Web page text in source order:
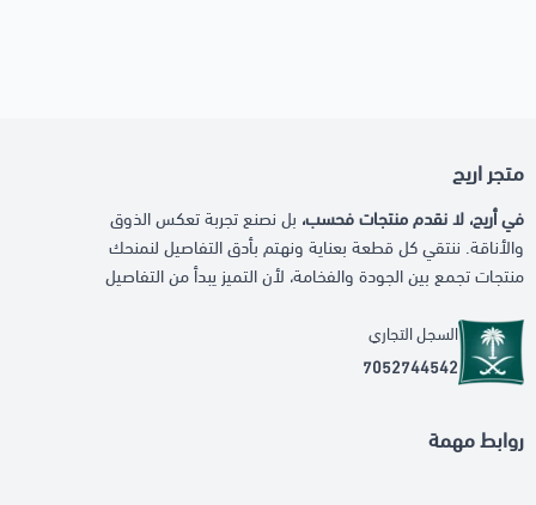
متجر اريج
في أريج، لا نقدم منتجات فحسب، بل نصنع تجربة تعكس الذوق
والأناقة. ننتقي كل قطعة بعناية ونهتم بأدق التفاصيل لنمنحك
منتجات تجمع بين الجودة والفخامة، لأن التميز يبدأ من التفاصيل
السجل التجاري
7052744542
روابط مهمة